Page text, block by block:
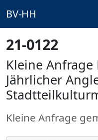
BV-HH
21-0122
Kleine Anfrage
Jährlicher
Kleine Anfrage